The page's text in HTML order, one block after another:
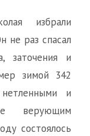
избрали
не раз спасал
заточения и
зимой 342
и
верующим
состоялось